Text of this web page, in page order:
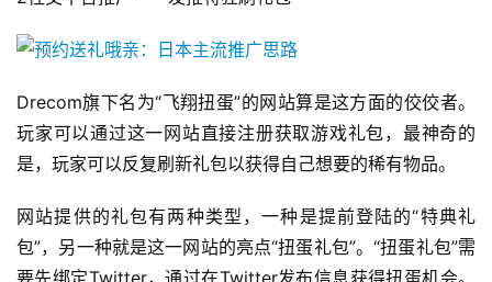
Drecom旗下名为“飞翔扭蛋”的网站算是这方面的佼佼者。
玩家可以通过这一网站直接注册获取游戏礼包，最神奇的
是，玩家可以反复刷新礼包以获得自己想要的稀有物品。
网站提供的礼包有两种类型，一种是提前登陆的“特典礼
包”，另一种就是这一网站的亮点“扭蛋礼包”。“扭蛋礼包”需